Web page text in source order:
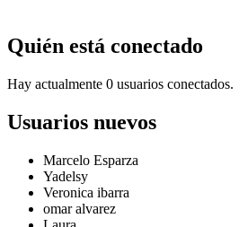
Quién está conectado
Hay actualmente 0 usuarios conectados.
Usuarios nuevos
Marcelo Esparza
Yadelsy
Veronica ibarra
omar alvarez